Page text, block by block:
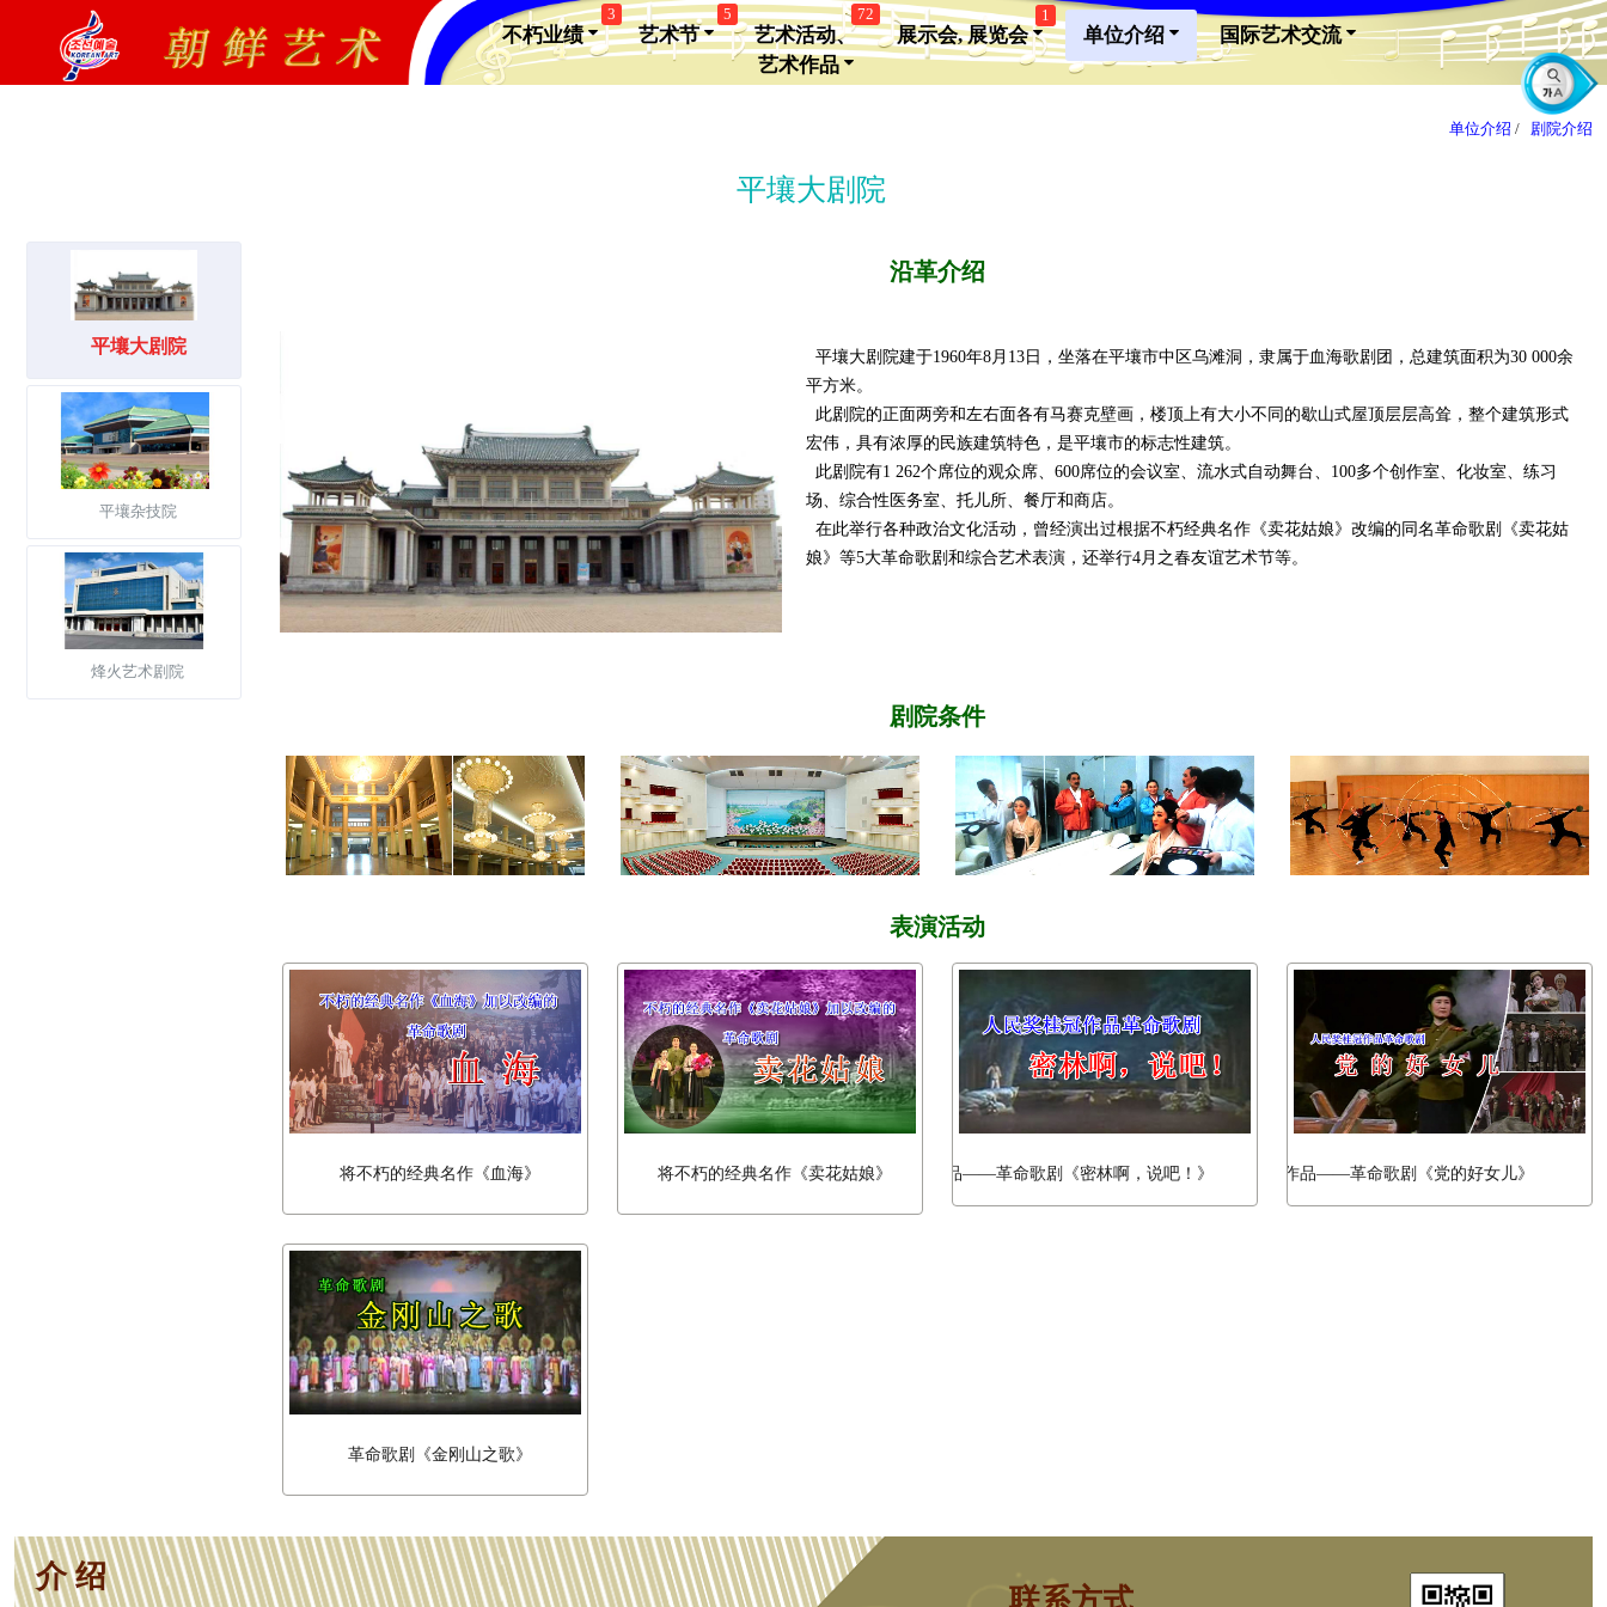
不朽业绩
3
艺术节
5
艺术活动、
艺术作品
72
展示会, 展览会
1
单位介绍 国际艺术交流
单位介绍 / 剧院介绍
平壤大剧院
平壤大剧院
平壤杂技院
烽火艺术剧院
沿革介绍
平壤大剧院建于1960年8月13日，坐落在平壤市中区乌滩洞，隶属于血海歌剧团，总建筑面积为30 000余
平方米。
此剧院的正面两旁和左右面各有马赛克壁画，楼顶上有大小不同的歇山式屋顶层层高耸，整个建筑形式
宏伟，具有浓厚的民族建筑特色，是平壤市的标志性建筑。
此剧院有1 262个席位的观众席、600席位的会议室、流水式自动舞台、100多个创作室、化妆室、练习
场、综合性医务室、托儿所、餐厅和商店。
在此举行各种政治文化活动，曾经演出过根据不朽经典名作《卖花姑娘》改编的同名革命歌剧《卖花姑
娘》等5大革命歌剧和综合艺术表演，还举行4月之春友谊艺术节等。
剧院条件
表演活动
将不朽的经典名作《血海》 将不朽的经典名作《卖花姑娘》人民奖桂冠作品——革命歌剧《密林啊，说吧！》人民奖桂冠作品——革命歌剧《党的好女儿》
革命歌剧《金刚山之歌》
介 绍
联系方式